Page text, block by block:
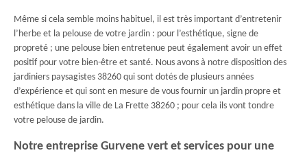
Même si cela semble moins habituel, il est très important d’entretenir
l’herbe et la pelouse de votre jardin : pour l’esthétique, signe de
propreté ; une pelouse bien entretenue peut également avoir un effet
positif pour votre bien-être et santé. Nous avons à notre disposition des
jardiniers paysagistes 38260 qui sont dotés de plusieurs années
d’expérience et qui sont en mesure de vous fournir un jardin propre et
esthétique dans la ville de La Frette 38260 ; pour cela ils vont tondre
votre pelouse de jardin.
Notre entreprise Gurvene vert et services pour une